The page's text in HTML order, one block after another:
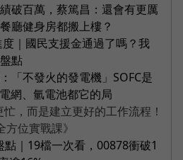
破百萬，蔡篤昌：還會有更厲
廳健身房都搬上樓？
｜國民支援金通過了嗎？我
點
「不發火的發電機」SOFC是
網、氫電池都它的局
，而是建立更好的工作流程！
位實戰課》
點｜19檔一次看，00878衝破1